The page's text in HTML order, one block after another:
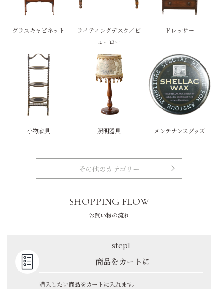
グラスキャビネット
ライティングデスク／ビ
ューロー
ドレッサー
小物家具 照明器具 メンテナンスグッズ
その他のカテゴリー
SHOPPING FLOW
お買い物の流れ
step1
商品をカートに
購入したい商品をカートに入れます。